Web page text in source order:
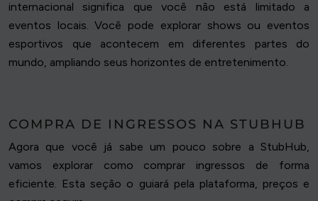
internacional significa que você não está limitado a
eventos locais. Você pode explorar shows ou eventos
esportivos que acontecem em diferentes partes do
mundo, ampliando seus horizontes de entretenimento.
COMPRA DE INGRESSOS NA STUBHUB
Agora que você já sabe um pouco sobre a StubHub,
vamos explorar como comprar ingressos de forma
eficiente. Esta seção o guiará pela plataforma, preços e